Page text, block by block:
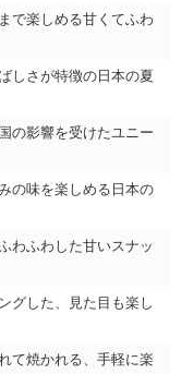
で楽しめる甘くてふわ
しさが特徴の日本の夏
の影響を受けたユニー
の味を楽しめる日本の
わふわした甘いスナッ
グした、見た目も楽し
て焼かれる、手軽に楽